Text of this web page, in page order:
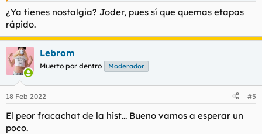
¿Ya tienes nostalgia? Joder, pues sí que quemas etapas
rápido.
Lebrom
Muerto por dentro Moderador
18 Feb 2022 #5
El peor fracachat de la hist... Bueno vamos a esperar un
poco.